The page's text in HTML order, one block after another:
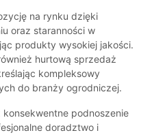
na rynku dzięki
oraz staranności w
produkty wysokiej jakości.
hurtową sprzedaż
kompleksowy
do branży ogrodniczej.
podnoszenie
doradztwo i